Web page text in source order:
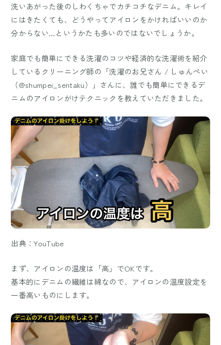
洗いあがった後のしわくちゃでカチコチなデニム。キレイ
にはきたくても、どうやってアイロンをかければいいのか
分からない…というかたも多いのではないでしょうか。
家庭でも簡単にできる洗濯のコツや経済的な洗濯術を紹介
しているクリーニング師の「洗濯のお兄さん / しゅんぺい
（@shumpei_sentaku）」さんに、誰でも簡単にできるデ
ニムのアイロンがけテクニックを教えていただきました。
出典：YouTube
まず、アイロンの温度は「高」でOKです。
基本的にデニムの繊維は綿なので、アイロンの温度設定を
一番高いものにします。